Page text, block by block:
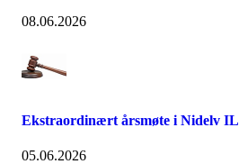
08.06.2026
Ekstraordinært årsmøte i Nidelv IL
05.06.2026